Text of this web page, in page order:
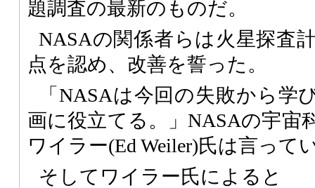
題調査の最新のものだ。
NASAの関係者らは火星探査
点を認め、改善を誓った。
「NASAは今回の失敗から学
画に役立てる。」NASAの宇宙
ワイラー(Ed Weiler)氏は言って
そしてワイラー氏によると